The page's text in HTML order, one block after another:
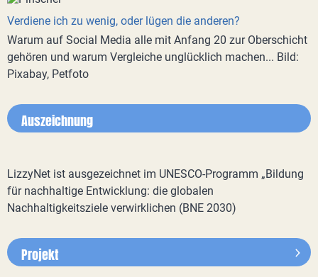
Verdiene ich zu wenig, oder lügen die anderen?
Warum auf Social Media alle mit Anfang 20 zur Oberschicht
gehören und warum Vergleiche unglücklich machen... Bild:
Pixabay, Petfoto
Auszeichnung
LizzyNet ist ausgezeichnet im UNESCO-Programm „Bildung
für nachhaltige Entwicklung: die globalen
Nachhaltigkeitsziele verwirklichen (BNE 2030)
Projekt